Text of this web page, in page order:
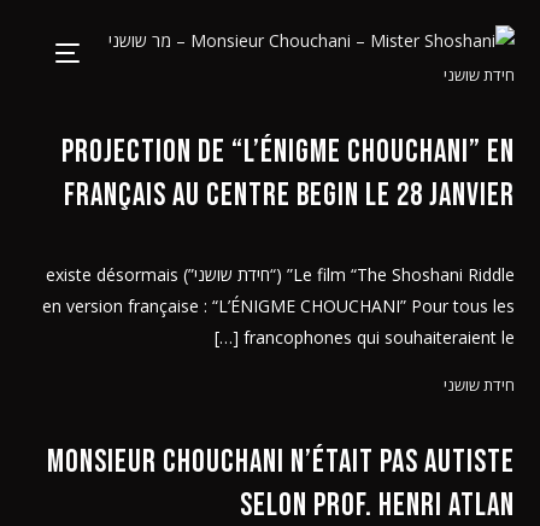
חידת שושני
Projection de “L’ÉNIGME CHOUCHANI” en
français au centre Begin le 28 janvier
Le film “The Shoshani Riddle” (“חידת שושני”) existe désormais
en version française : “L’ÉNIGME CHOUCHANI” Pour tous les
francophones qui souhaiteraient le […]
חידת שושני
Monsieur Chouchani n’était pas autiste
selon prof. Henri Atlan